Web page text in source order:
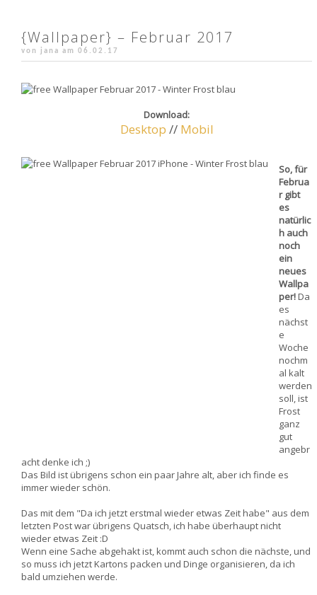
{Wallpaper} – Februar 2017
von jana am 06.02.17
Download:
Desktop // Mobil
So, für
Februa
r gibt
es
natürlic
h auch
noch
ein
neues
Wallpa
per!Da
es
nächst
e
Woche
nochm
al kalt
werden
soll, ist
Frost
ganz
gut
angebr
acht denke ich ;)
Das Bild ist übrigens schon ein paar Jahre alt, aber ich finde es
immer wieder schön.
Das mit dem "Da ich jetzt erstmal wieder etwas Zeit habe" aus dem
letzten Post war übrigens Quatsch, ich habe überhaupt nicht
wieder etwas Zeit :D
Wenn eine Sache abgehakt ist, kommt auch schon die nächste, und
so muss ich jetzt Kartons packen und Dinge organisieren, da ich
bald umziehen werde.